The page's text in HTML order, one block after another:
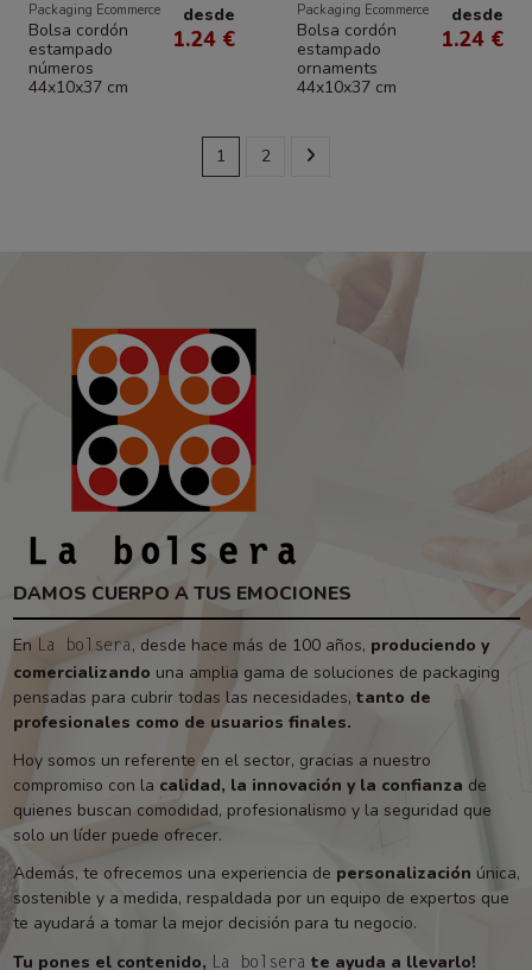
Packaging Ecommerce
Bolsa cordón
estampado
números
44x10x37 cm
desde
1.24 €
Packaging Ecommerce
Bolsa cordón
estampado
ornaments
44x10x37 cm
desde
1.24 €
1 2
DAMOS CUERPO A TUS EMOCIONES
En La bolsera, desde hace más de 100 años, produciendo y
comercializando una amplia gama de soluciones de packaging
pensadas para cubrir todas las necesidades, tanto de
profesionales como de usuarios finales.
Hoy somos un referente en el sector, gracias a nuestro
compromiso con la calidad, la innovación y la confianza de
quienes buscan comodidad, profesionalismo y la seguridad que
solo un líder puede ofrecer.
Además, te ofrecemos una experiencia de personalización única,
sostenible y a medida, respaldada por un equipo de expertos que
te ayudará a tomar la mejor decisión para tu negocio.
Tu pones el contenido, La bolsera te ayuda a llevarlo!